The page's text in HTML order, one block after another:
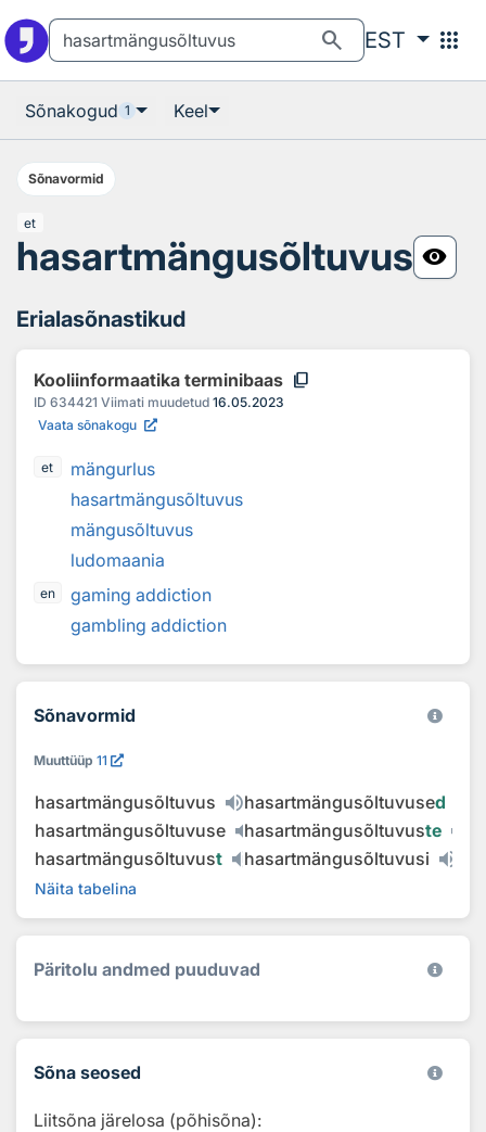
search EST apps
Sõnakogud 1 Keel
Sõnavormid
et
hasartmängusõltuvus visibility
Erialasõnastikud
Kooliinformaatika terminibaas content_copy
ID 634421 Viimati muudetud 16.05.2023
Vaata sõnakogu
et
mängurlus
hasartmängusõltuvus
mängusõltuvus
ludomaania
en
gaming addiction
gambling addiction
Sõnavormid
Muuttüüp 11
hasartmängusõltuvus hasartmängusõltuvused
hasartmängusõltuvuse
hasartmängusõltuvuste
hasartmängusõltuvust hasartmängusõltuvusi
Näita tabelina
Päritolu andmed puuduvad
Sõna seosed
Liitsõna järelosa (põhisõna):